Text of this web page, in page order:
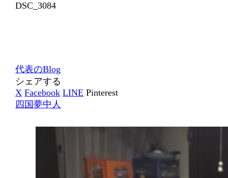
DSC_3084
代表のBlog
シェアする
X Facebook LINE Pinterest
四国夢中人